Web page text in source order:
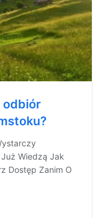
odbiór
Wiedzą Jak
Dostęp Zanim O